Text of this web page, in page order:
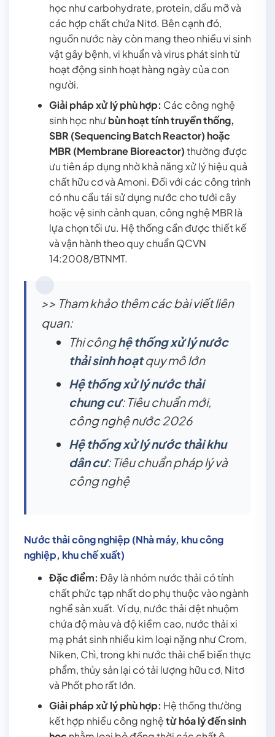
học như carbohydrate, protein, dầu mỡ và
các hợp chất chứa Nitơ. Bên cạnh đó,
nguồn nước này còn mang theo nhiều vi sinh
vật gây bệnh, vi khuẩn và virus phát sinh từ
hoạt động sinh hoạt hàng ngày của con
người.
Giải pháp xử lý phù hợp: Các công nghệ
sinh học nhưbùn hoạt tính truyền thống,
SBR (Sequencing Batch Reactor) hoặc
MBR (Membrane Bioreactor)thường được
ưu tiên áp dụng nhờ khả năng xử lý hiệu quả
chất hữu cơ và Amoni. Đối với các công trình
có nhu cầu tái sử dụng nước cho tưới cây
hoặc vệ sinh cảnh quan, công nghệ MBR là
lựa chọn tối ưu. Hệ thống cần được thiết kế
và vận hành theo quy chuẩn QCVN
14:2008/BTNMT.
>> Tham khảo thêm các bài viết liên
quan:
Thi cônghệ thống xử lý nước
thải sinh hoạtquy mô lớn
Hệ thống xử lý nước thải
chung cư: Tiêu chuẩn mới,
công nghệ nước 2026
Hệ thống xử lý nước thải khu
dân cư: Tiêu chuẩn pháp lý và
công nghệ
Nước thải công nghiệp (Nhà máy, khu công
nghiệp, khu chế xuất)
Đặc điểm: Đây là nhóm nước thải có tính
chất phức tạp nhất do phụ thuộc vào ngành
nghề sản xuất. Ví dụ, nước thải dệt nhuộm
chứa độ màu và độ kiềm cao, nước thải xi
mạ phát sinh nhiều kim loại nặng như Crom,
Niken, Chì, trong khi nước thải chế biến thực
phẩm, thủy sản lại có tải lượng hữu cơ, Nitơ
và Phốt pho rất lớn.
Giải pháp xử lý phù hợp: Hệ thống thường
kết hợp nhiều công nghệtừ hóa lý đến sinh